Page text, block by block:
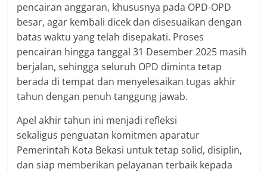
pencairan anggaran, khususnya pada OPD-OPD
besar, agar kembali dicek dan disesuaikan dengan
batas waktu yang telah disepakati. Proses
pencairan hingga tanggal 31 Desember 2025 masih
berjalan, sehingga seluruh OPD diminta tetap
berada di tempat dan menyelesaikan tugas akhir
tahun dengan penuh tanggung jawab.
Apel akhir tahun ini menjadi refleksi
sekaligus penguatan komitmen aparatur
Pemerintah Kota Bekasi untuk tetap solid, disiplin,
dan siap memberikan pelayanan terbaik kepada